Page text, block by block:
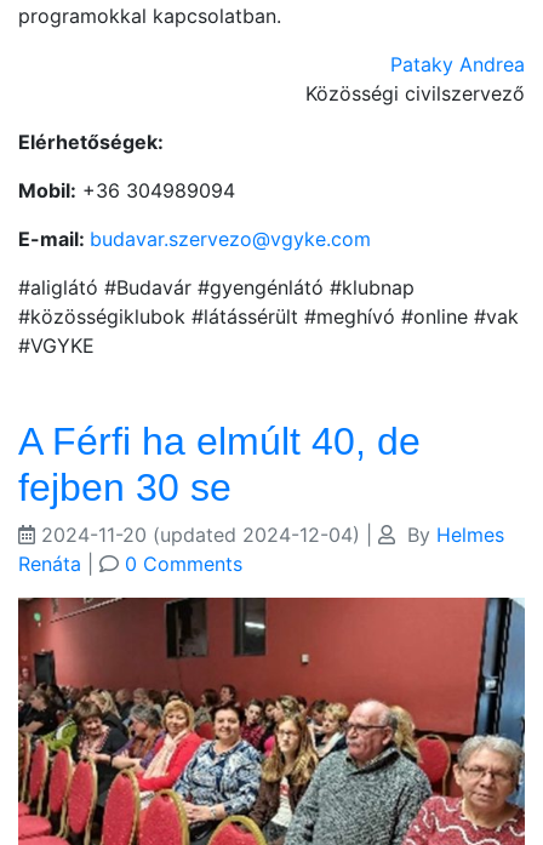
programokkal kapcsolatban.
Pataky Andrea
Közösségi civilszervező
Elérhetőségek:
Mobil: +36 304989094
E-mail: budavar.szervezo@vgyke.com
#aliglátó #Budavár #gyengénlátó #klubnap
#közösségiklubok #látássérült #meghívó #online #vak
#VGYKE
A Férfi ha elmúlt 40, de
fejben 30 se
2024-11-20 (updated 2024-12-04) By Helmes
Renáta
0 Comments